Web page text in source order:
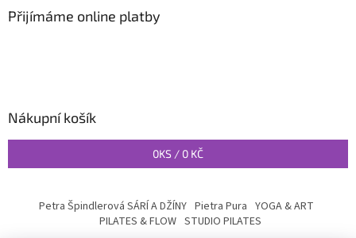
Přijímáme online platby
Nákupní košík
0KS / 0 KČ
Petra Špindlerová SÁRÍ A DŽÍNY Pietra Pura YOGA & ART
PILATES & FLOW STUDIO PILATES